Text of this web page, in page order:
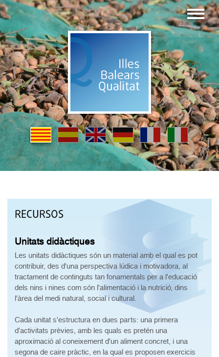
RECURSOS
Unitats didàctiques
Les unitats didàctiques són un material amb el qual es pot
contribuir, des d'una perspectiva lúdica i motivadora, al
tractament de continguts tan fonamentals per a l'educació
dels nins i nines com són l'alimentació i la nutrició, dins
l'àrea del medi natural, social i cultural.
Cada unitat s'estructura en dues parts: una primera
d'activitats prèvies, amb les quals es pretén una
aproximació al coneixement d'un aliment concret, i una
segona de caire pràctic, en la qual es proposen exercicis